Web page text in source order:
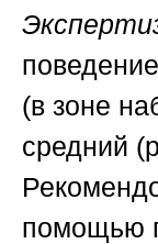
(в зоне
средний
помощью